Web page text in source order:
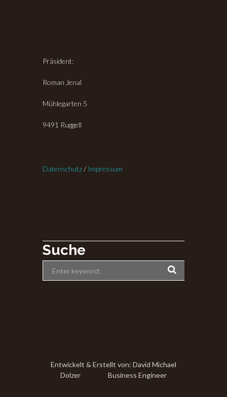
Präsident:
Roman Jenal
Mühlegarten 5
9491 Ruggell
Datenschutz/ Impressum
Suche
Entwickelt & Erstellt von: David Michael
Dolzer Business Engineer